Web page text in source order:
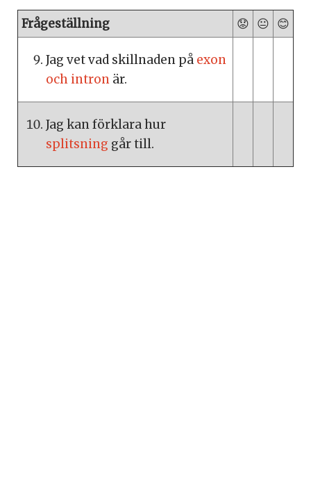
Frågeställning 😟 😐 😊
Jag vet vad skillnaden på exon
och intron är.
Jag kan förklara hur
splitsning går till.